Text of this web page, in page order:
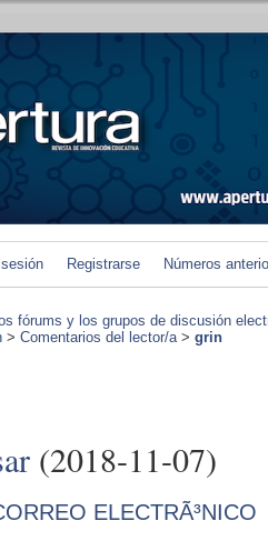
Registrarse Números
fórums y los grupos de discusión
> Comentarios del lector/a> grin
(2018-11-07)
ELECTRÃ³NICO